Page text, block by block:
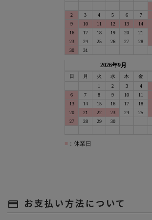
payment お支払い方法について